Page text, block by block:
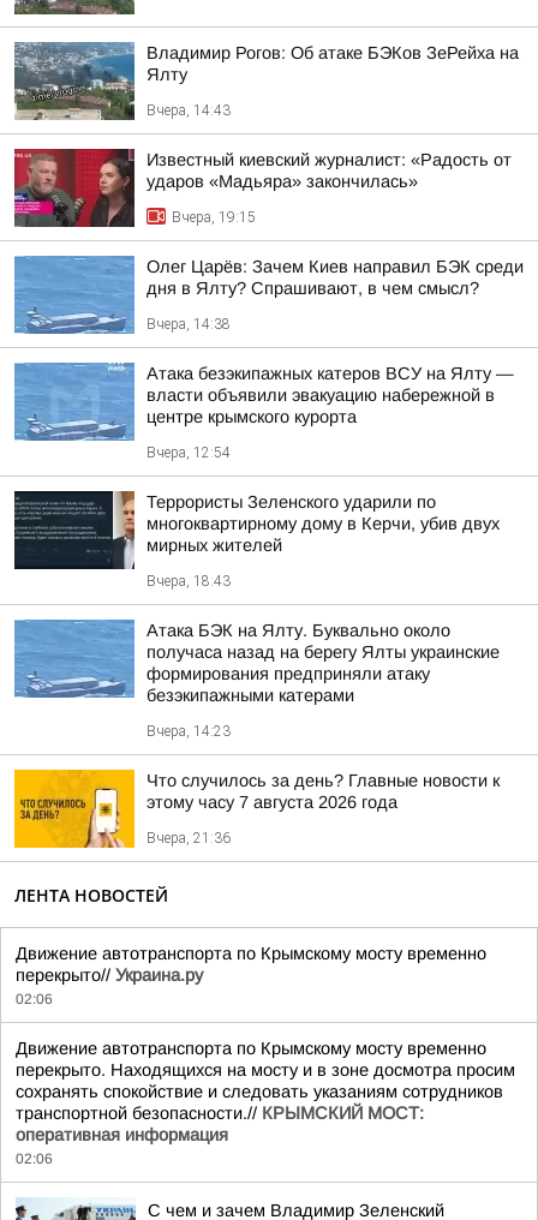
Владимир Рогов: Об атаке БЭКов ЗеРейха на
Ялту
Вчера, 14:43
Известный киевский журналист: «Радость от
ударов «Мадьяра» закончилась»
Вчера, 19:15
Олег Царёв: Зачем Киев направил БЭК среди
дня в Ялту? Спрашивают, в чем смысл?
Вчера, 14:38
Атака безэкипажных катеров ВСУ на Ялту —
власти объявили эвакуацию набережной в
центре крымского курорта
Вчера, 12:54
Террористы Зеленского ударили по
многоквартирному дому в Керчи, убив двух
мирных жителей
Вчера, 18:43
Атака БЭК на Ялту. Буквально около
получаса назад на берегу Ялты украинские
формирования предприняли атаку
безэкипажными катерами
Вчера, 14:23
Что случилось за день? Главные новости к
этому часу 7 августа 2026 года
Вчера, 21:36
ЛЕНТА НОВОСТЕЙ
Движение автотранспорта по Крымскому мосту временно
перекрыто// Украина.ру
02:06
Движение автотранспорта по Крымскому мосту временно
перекрыто. Находящихся на мосту и в зоне досмотра просим
сохранять спокойствие и следовать указаниям сотрудников
транспортной безопасности.// КРЫМСКИЙ МОСТ:
оперативная информация
02:06
С чем и зачем Владимир Зеленский